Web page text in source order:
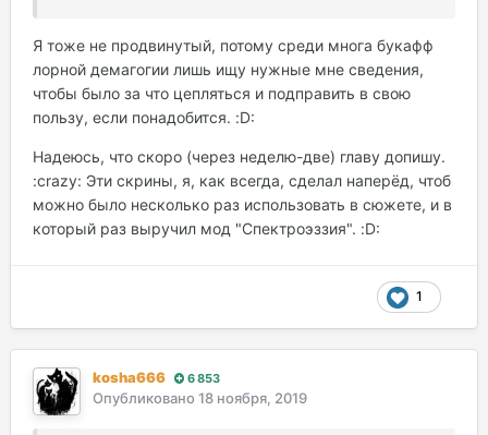
Я тоже не продвинутый, потому среди многа букафф
лорной демагогии лишь ищу нужные мне сведения,
чтобы было за что цепляться и подправить в свою
пользу, если понадобится. :D:
Надеюсь, что скоро (через неделю-две) главу допишу.
:crazy: Эти скрины, я, как всегда, сделал наперёд, чтоб
можно было несколько раз использовать в сюжете, и в
который раз выручил мод "Спектроэззия". :D:
1
kosha666 6 853
Опубликовано 18 ноября, 2019